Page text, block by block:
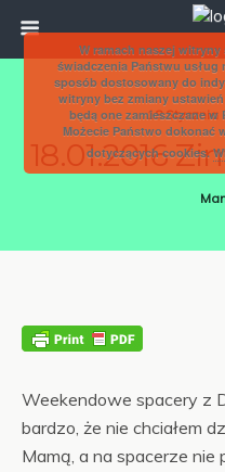
18 Stycznia
18.01.2016
Weekendowe spacery z
bardzo, że nie chciałem
Mamą, a na spacerze nie
W ramach naszej
świadczenia Państwu
sposób dostosowany do
witryny bez zmiany
będą one zamieszczane
Możecie Państwo dokonać
dotyczących cookies.